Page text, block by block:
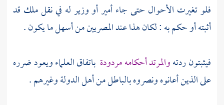
فلو تغيرت الأحوال حتى جاء أمير أو وزير له في نقل ملك قد
أثبته أو حكم به : لكان هذا عندالمصريينمن أسهل ما يكون .
فيثبتون ردتهوالمرتد أحكامه مردودة باتفاق العلماء ويعود ضرره
على الذين أعانوه ونصروه بالباطل من أهل الدولة وغيرهم .